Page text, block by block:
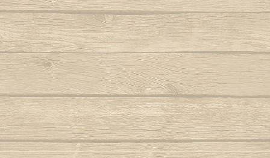
Autor : Graduado Voador (Capoeira Nagô)
Aqui na minha casa
Armas brancas (Tiririca e Tucum e
Navalha)
Autor : Macaco Preto (Abada)
Aruandê (zumbi foi guerreiro)
Bahia de outrora
Autor : Mestre Mão Branca (Capoeira
Gerais)
Autor :
O
Autor : Mestre
O negro,
Autor : Cobra